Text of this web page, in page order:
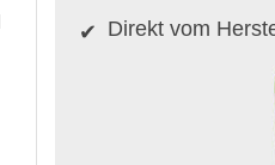
Direkt vom